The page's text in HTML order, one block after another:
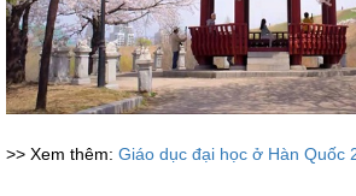
>> Xem thêm: Giáo dục đại học ở Hàn Quốc